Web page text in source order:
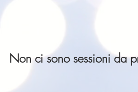
Non ci sono sessioni da